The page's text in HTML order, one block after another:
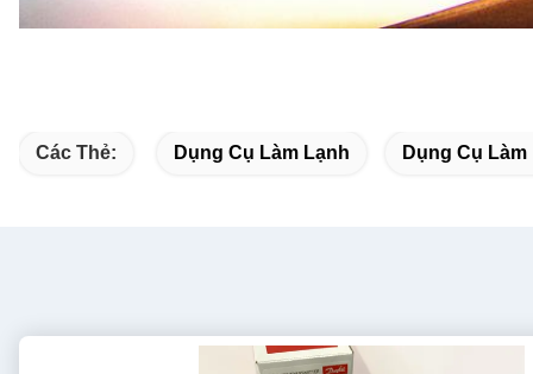
Các Thẻ: Dụng Cụ Làm Lạnh Dụng Cụ